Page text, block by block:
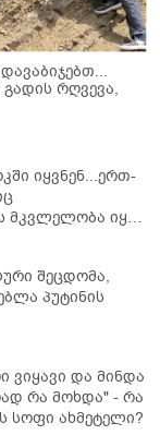
რღვევა,
იყვნენ...ერთ-
მკვლელობა იყო"
ტრაგედიის
შეცდომა,
პუტინის
ვიყავი და მინდა
რა მოხდა" - რა
სოფი ახმეტელი?